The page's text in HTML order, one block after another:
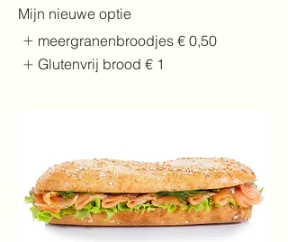
Mijn nieuwe optie
meergranenbroodjes € 0,50
Glutenvrij brood € 1